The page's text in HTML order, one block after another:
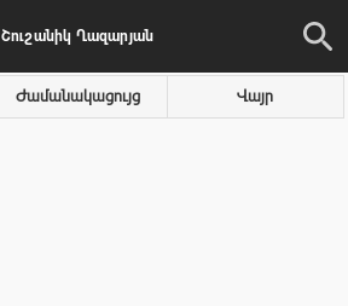
Շուշանիկ Ղազարյան
Ժամանակացույց Վայր